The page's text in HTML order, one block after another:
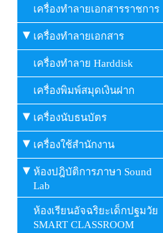
เครื่องทำลายเอกสารราชการ
เครื่องทำลายเอกสาร
เครื่องทำลาย Harddisk
เครื่องพิมพ์สมุดเงินฝาก
เครื่องนับธนบัตร
เครื่องใช้สำนักงาน
ห้องปฎิบัติการภาษา Sound
Lab
ห้องเรียนอัจฉริยะเด็กปฐมวัย
SMART CLASSROOM